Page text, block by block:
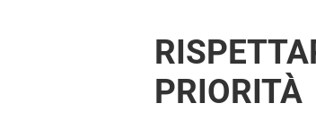
PRIORITÀ